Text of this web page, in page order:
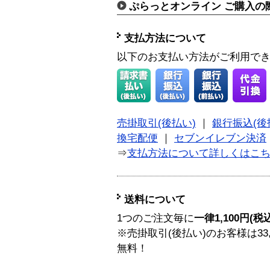
ぷらっとオンライン ご購入の
支払方法について
以下のお支払い方法がご利用で
売掛取引(後払い)
銀行振込(後
換宅配便
セブンイレブン決済
⇒支払方法について詳しくはこ
送料について
1つのご注文毎に一律1,100円(税
※売掛取引(後払い)のお客様は
無料！